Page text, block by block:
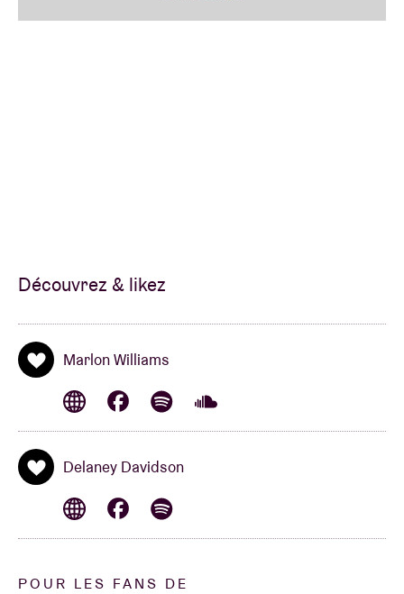
Découvrez & likez
Marlon Williams
Delaney Davidson
POUR LES FANS DE